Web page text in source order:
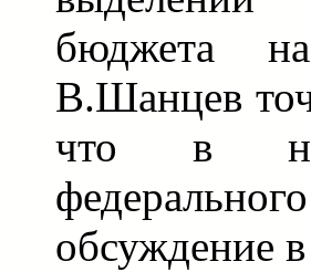
бюджета
В.Шанцев
что в
обсуждение